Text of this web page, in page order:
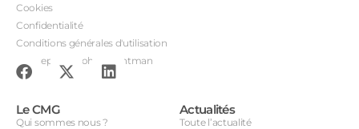
Cookies
Confidentialité
Conditions générales d'utilisation
Conception : John Brightman
Le CMG
Qui sommes nous ?
Actualités
Toute l’actualité